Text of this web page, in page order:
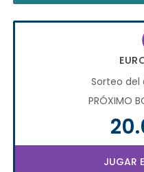
Sorteo del
PRÓXIMO
JUGAR